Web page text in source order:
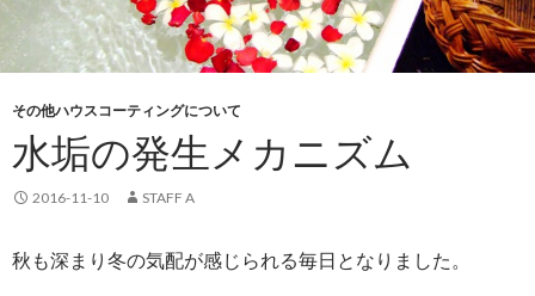
その他ハウスコーティングについて
水垢の発生メカニズム
2016-11-10 STAFF A
秋も深まり冬の気配が感じられる毎日となりました。